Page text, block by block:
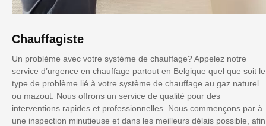
Chauffagiste
Un problème avec votre système de chauffage? Appelez notre
service d’urgence en chauffage partout en Belgique quel que soit le
type de problème lié à votre système de chauffage au gaz naturel
ou mazout. Nous offrons un service de qualité pour des
interventions rapides et professionnelles. Nous commençons par à
une inspection minutieuse et dans les meilleurs délais possible, afin